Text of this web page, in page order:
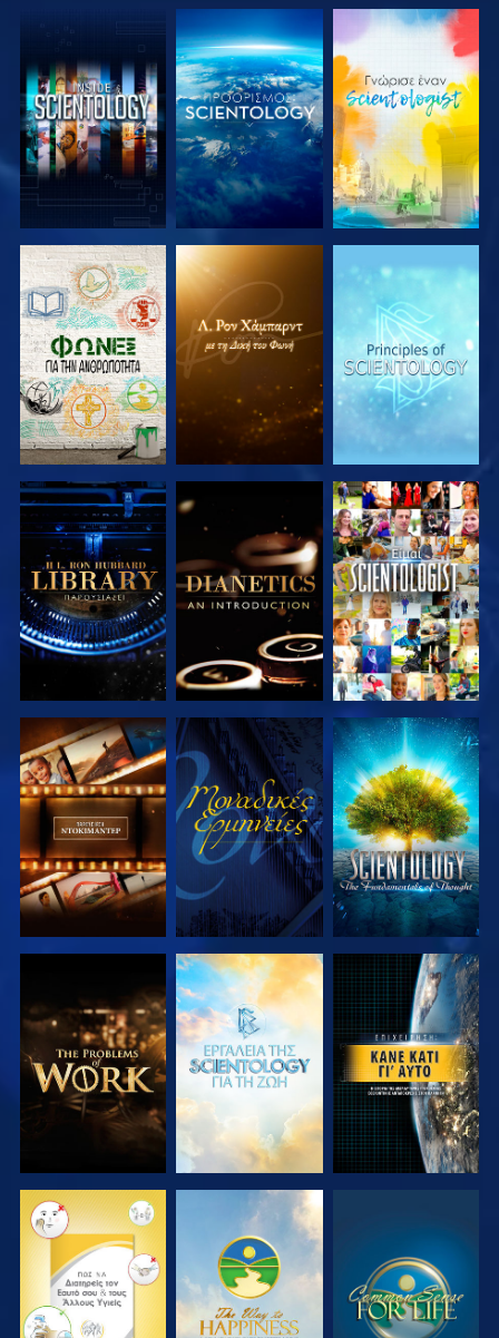
ΕΞΕΡΕΥΝΗΣΤΕ
ΤΗ ΣΕΙΡΑ
ΕΞΕΡΕΥΝΗΣΤΕ
ΤΗ ΣΕΙΡΑ
ΕΞΕΡΕΥΝΗΣΤΕ
ΤΗ ΣΕΙΡΑ
ΕΞΕΡΕΥΝΗΣΤΕ
ΤΗ ΣΕΙΡΑ
ΕΞΕΡΕΥΝΗΣΤΕ
ΤΗ ΣΕΙΡΑ
ΠΑΡΑΚΟΛΟΥΘΗΣΤΕ
ΕΞΕΡΕΥΝΗΣΤΕ
ΤΗ ΣΕΙΡΑ
ΠΑΡΑΚΟΛΟΥΘΗΣΤΕ
ΕΞΕΡΕΥΝΗΣΤΕ
ΤΗ ΣΕΙΡΑ
ΕΞΕΡΕΥΝΗΣΤΕ
ΤΗ ΣΕΙΡΑ
ΕΞΕΡΕΥΝΗΣΤΕ
ΤΗ ΣΕΙΡΑ
ΠΑΡΑΚΟΛΟΥΘΗΣΤΕ
ΠΑΡΑΚΟΛΟΥΘΗΣΤΕ ΠΑΡΑΚΟΛΟΥΘΗΣΤΕ ΠΑΡΑΚΟΛΟΥΘΗΣΤΕ